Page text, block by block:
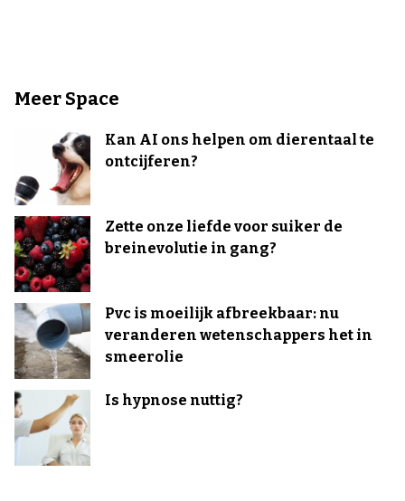
Meer Space
Kan AI ons helpen om dierentaal te
ontcijferen?
Zette onze liefde voor suiker de
breinevolutie in gang?
Pvc is moeilijk afbreekbaar: nu
veranderen wetenschappers het in
smeerolie
Is hypnose nuttig?